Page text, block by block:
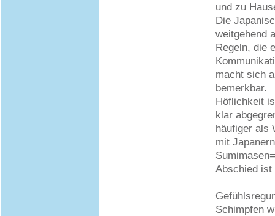
und zu
Die
weitgehend
Regeln, die
macht sich
bemerkbar.
Höflichkeit
klar
häufiger als
mit
Abschied ist
Schimpfen